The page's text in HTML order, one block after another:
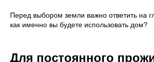
Перед выбором земли важно ответить на
как именно вы будете использовать дом?
Для постоянного